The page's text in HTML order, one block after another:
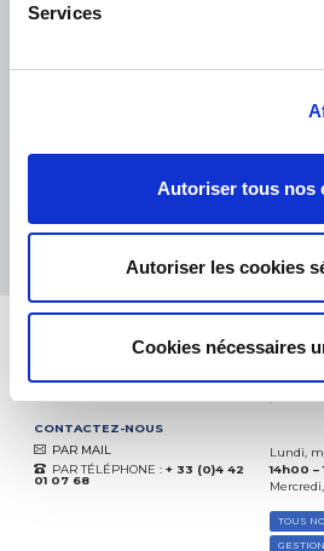
Services
Autoriser tous nos
Autoriser les cookies
Cookies nécessaires
Excellent: 4.5/5
(depuis 2018)
CONTACTEZ-NOUS
PAR MAIL
PAR TÉLÉPHONE : + 33 (0)4 42
01 07 68
Lundi,
14h00 –
TOUS